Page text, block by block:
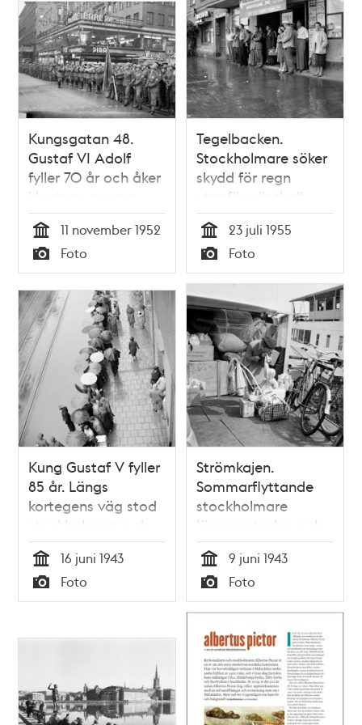
kaffebord på
villatomter
Drottninggatan
norrut
Kungsgatan 48.
Gustaf VI Adolf
fyller 70 år och åker
i kortege genom
staden. Längs
kortegens väg stod
Livgardister och
stockholmare och
väntade
Tid
11 november 1952
Typ
Foto
Tegelbacken.
Stockholmare söker
skydd för regn
utanför vänthall
Tid
23 juli 1955
Typ
Foto
Kung Gustaf V fyller
85 år. Längs
kortegens väg stod
stockholmare och
väntade i regnet
Tid
16 juni 1943
Typ
Foto
Strömkajen.
Sommarflyttande
stockholmare
lämnar staden och
åker ut till
skärgården. En
mamma gör sig och
sitt barn redo för
skärgårdsbåten
Tid
9 juni 1943
Typ
Foto